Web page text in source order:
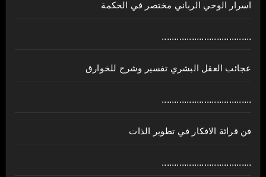
اسرار الوحي الرباني مختصر في الحكمة
....................................
عجائب العقل البشري تفسير وشرح للخوارق
....................................
فن قرائة الافكار في تطوير الذات
....................................